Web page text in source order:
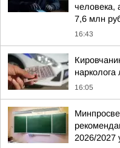
человека,
7,6 млн
16:43
16:05
2026/2027